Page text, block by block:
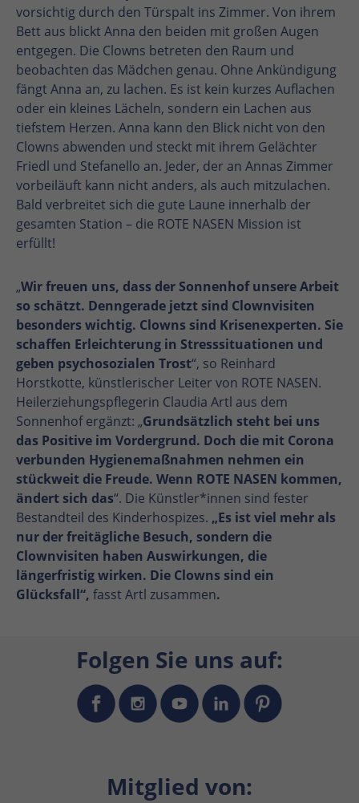
vorsichtig durch den Türspalt ins Zimmer. Von ihrem
Bett aus blickt Anna den beiden mit großen Augen
entgegen. Die Clowns betreten den Raum und
beobachten das Mädchen genau. Ohne Ankündigung
fängt Anna an, zu lachen. Es ist kein kurzes Auflachen
oder ein kleines Lächeln, sondern ein Lachen aus
tiefstem Herzen. Anna kann den Blick nicht von den
Clowns abwenden und steckt mit ihrem Gelächter
Friedl und Stefanello an. Jeder, der an Annas Zimmer
vorbeiläuft kann nicht anders, als auch mitzulachen.
Bald verbreitet sich die gute Laune innerhalb der
gesamten Station – die ROTE NASEN Mission ist
erfüllt!
„Wir freuen uns, dass der Sonnenhof unsere Arbeit
so schätzt. Denngerade jetzt sind Clownvisiten
besonders wichtig. Clowns sind Krisenexperten. Sie
schaffen Erleichterung in Stresssituationen und
geben psychosozialen Trost“, so Reinhard
Horstkotte, künstlerischer Leiter von ROTE NASEN.
Heilerziehungspflegerin Claudia Artl aus dem
Sonnenhof ergänzt: „Grundsätzlich steht bei uns
das Positive im Vordergrund. Doch die mit Corona
verbunden Hygienemaßnahmen nehmen ein
stückweit die Freude. Wenn ROTE NASEN kommen,
ändert sich das“. Die Künstler*innen sind fester
Bestandteil des Kinderhospizes. „Es ist viel mehr als
nur der freitägliche Besuch, sondern die
Clownvisiten haben Auswirkungen, die
längerfristig wirken. Die Clowns sind ein
Glücksfall“, fasst Artl zusammen.
Folgen Sie uns auf:
Mitglied von: